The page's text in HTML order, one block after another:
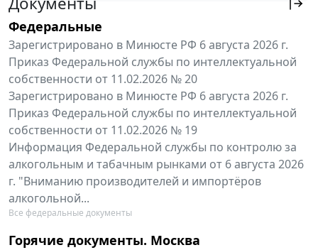
Федеральные
Зарегистрировано в Минюсте РФ 6 августа 2026 г.
Приказ Федеральной службы по интеллектуальной
собственности от 11.02.2026 № 20
Зарегистрировано в Минюсте РФ 6 августа 2026 г.
Приказ Федеральной службы по интеллектуальной
собственности от 11.02.2026 № 19
Информация Федеральной службы по контролю за
алкогольным и табачным рынками от 6 августа 2026
г. "Вниманию производителей и импортёров
алкогольной...
Все федеральные документы
Горячие документы. Москва